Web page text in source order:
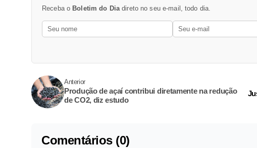
Receba o Boletim do Diadireto no seu e-mail, todo dia.
Anterior
Produção de açaí contribui diretamente na redução
de CO2, diz estudo
Comentários (0)